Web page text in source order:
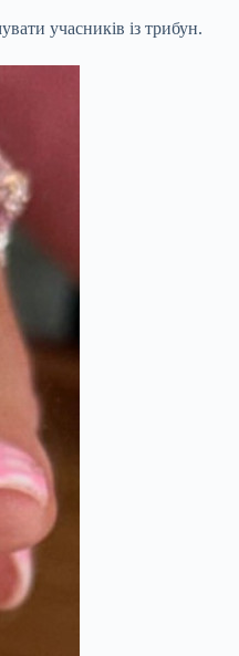
учасників із трибун.